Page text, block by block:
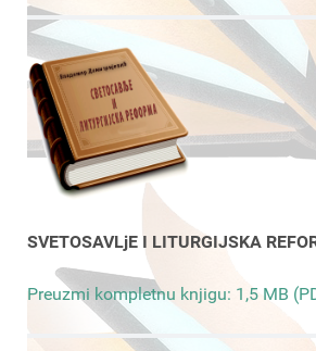
SVETOSAVLjE I LITURGIJSKA
Preuzmi kompletnu knjigu: 1,5 MB